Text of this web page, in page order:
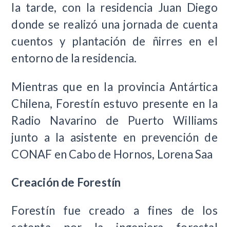
la tarde, con la residencia Juan Diego
donde se realizó una jornada de cuenta
cuentos y plantación de ñirres en el
entorno de la residencia.
Mientras que en la provincia Antártica
Chilena, Forestín estuvo presente en la
Radio Navarino de Puerto Williams
junto a la asistente en prevención de
CONAF en Cabo de Hornos, Lorena Saa
Creación de Forestín
Forestín fue creado a fines de los